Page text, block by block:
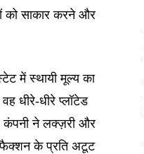
को साकार करने और
में स्थायी मूल्य का
धीरे-धीरे प्लॉटेड
ने लक्ज़री और
के प्रति अटूट